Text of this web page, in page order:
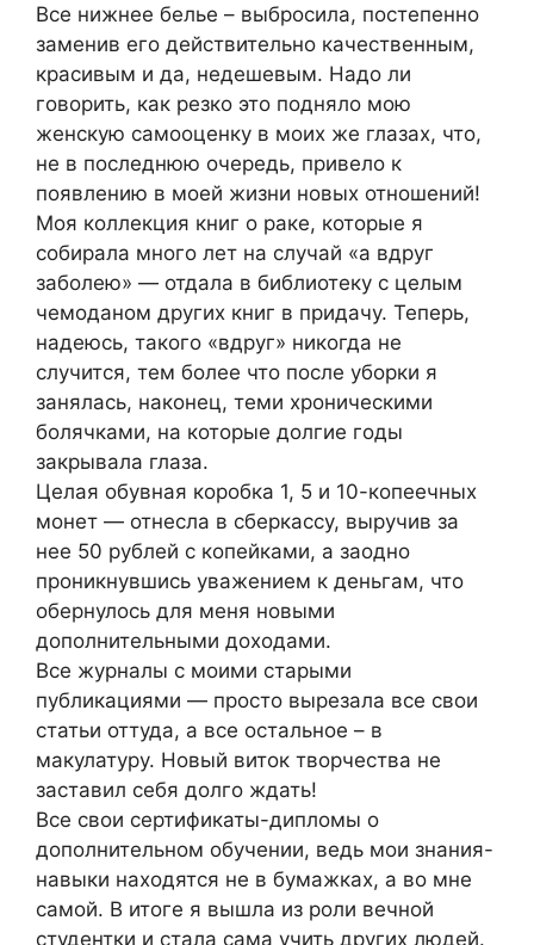
Все нижнее белье – выбросила, постепенно
заменив его действительно качественным,
красивым и да, недешевым. Надо ли
говорить, как резко это подняло мою
женскую самооценку в моих же глазах, что,
не в последнюю очередь, привело к
появлению в моей жизни новых отношений!
Моя коллекция книг о раке, которые я
собирала много лет на случай «а вдруг
заболею» — отдала в библиотеку с целым
чемоданом других книг в придачу. Теперь,
надеюсь, такого «вдруг» никогда не
случится, тем более что после уборки я
занялась, наконец, теми хроническими
болячками, на которые долгие годы
закрывала глаза.
Целая обувная коробка 1, 5 и 10-копеечных
монет — отнесла в сберкассу, выручив за
нее 50 рублей с копейками, а заодно
проникнувшись уважением к деньгам, что
обернулось для меня новыми
дополнительными доходами.
Все журналы с моими старыми
публикациями — просто вырезала все свои
статьи оттуда, а все остальное – в
макулатуру. Новый виток творчества не
заставил себя долго ждать!
Все свои сертификаты-дипломы о
дополнительном обучении, ведь мои знания-
навыки находятся не в бумажках, а во мне
самой. В итоге я вышла из роли вечной
студентки и стала сама учить других людей.